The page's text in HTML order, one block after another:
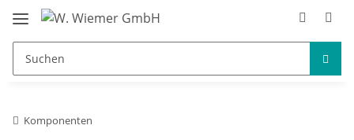
Komponenten